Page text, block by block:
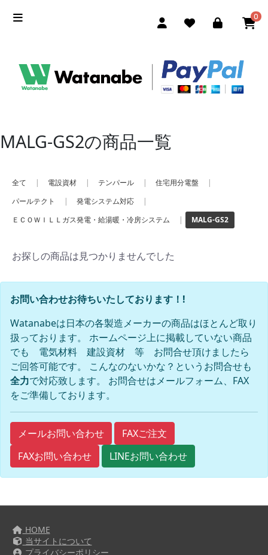
0
MALG-GS2の商品一覧
全て | 電設資材 | テンパール | 住宅用分電盤
|
パールテクト
| 発電システム対応
|
ＥＣＯＷＩＬＬガス発電・給湯暖・冷房システム
| MALG-GS2
お探しの商品は見つかりませんでした
お問い合わせお待ちいたしております！!
Watanabeは日本の各製造メーカーの商品はほとんど取り
扱っております。 ホームページ上に掲載していない商品
でも 電気材料 建設資材 等 お問合せ頂けましたら
ご回答可能です。 こんなのないかな？というお問合せも
全力で対応致します。 お問合せはメールフォーム、FAX
をご準備しております。
メールお問い合わせ
FAXご注文
FAXお問い合わせ
LINEお問い合わせ
HOME
当サイトについて
プライバシーポリシー